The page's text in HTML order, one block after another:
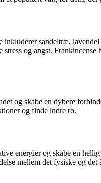
sandeltræ,
og angst.
og skabe en dybere
og finde indre ro.
energier og skabe en
mellem det fysiske og